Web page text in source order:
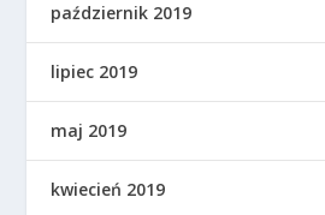
październik 2019
lipiec 2019
maj 2019
kwiecień 2019